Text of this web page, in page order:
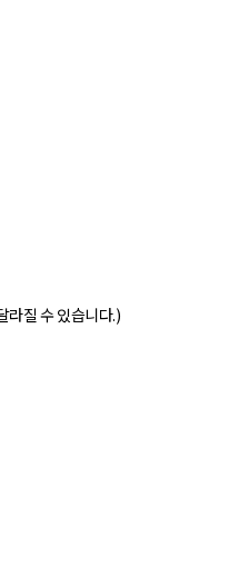
라질 수 있습니다.)